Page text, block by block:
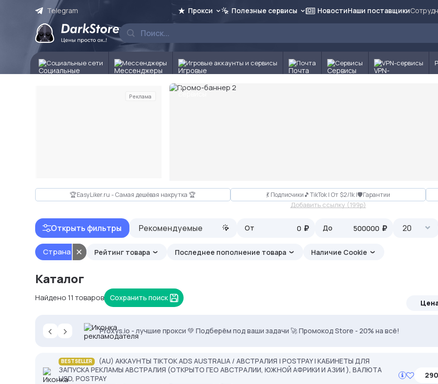
Telegram Прокси Полезные сервисы НовостиНаши поставщики
Социальные сети Мессенджеры Игровые аккаунты и сервисы Почта Сервисы VPN-сервисы
Реклама
🏆EasyLiker.ru - Самая дешёвая накрутка 🏆 💃 Подписчики🎵TikTok | От $2/1k |🛡Гарантии
Добавить ссылку (199p)
Открыть фильтры Рекомендуемые От ₽ До ₽ 20
Страна Рейтинг товара Последнее пополнение товара Наличие Cookie
Каталог
Найдено 11 товаров Сохранить поиск
‹ › 2328.io — прием крипто платежей
-35% на прокси с высоким IP Score. Промокод: MASK35. Чистые IP, минимум банов.
Proxys.io - лучшие прокси 💚 Подберём под ваши задачи 🚀 Промокод Store - 20% на всё!
BESTSELLER
(AU) АККАУНТЫ TIKTOK ADS AUSTRALIA / АВСТРАЛИЯ | POSTPAY | КАБИНЕТЫ ДЛЯ
ЗАПУСКА РЕКЛАМЫ АВСТРАЛИЯ (ОТКРЫТО ГЕО АВСТРАЛИИ, ЮЖНОЙ АФРИКИ И АЗИИ ), ВАЛЮТА
USD, POSTPAY